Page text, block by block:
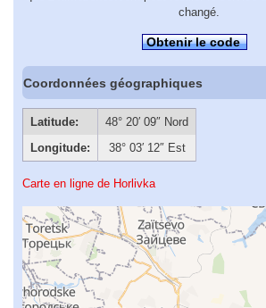
changé.
Obtenir le code
Coordonnées géographiques
Latitude:
48° 20′ 09″ Nord
Longitude:
38° 03′ 12″ Est
Carte en ligne de Horlivka